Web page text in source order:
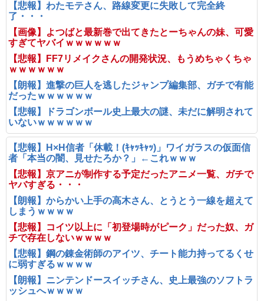
【悲報】わたモテさん、路線変更に失敗して完全終
了・・・
【画像】よつばと最新巻で出てきたとーちゃんの妹、可愛
すぎてヤバイｗｗｗｗｗｗ
【悲報】FF7リメイクさんの開発状況、もうめちゃくちゃ
ｗｗｗｗｗｗ
【朗報】進撃の巨人を逃したジャンプ編集部、ガチで有能
だったｗｗｗｗｗｗ
【悲報】ドラゴンボール史上最大の謎、未だに解明されて
いないｗｗｗｗｗｗ
【悲報】H×H信者「休載！(ｷｬｯｷｬｯ)」ワイガラスの仮面信
者「本当の闇、見せたろか？」←これｗｗｗ
【悲報】京アニが制作する予定だったアニメ一覧、ガチで
ヤバすぎる・・・
【朗報】からかい上手の高木さん、とうとう一線を超えて
しまうｗｗｗｗ
【悲報】コイツ以上に「初登場時がピーク」だった奴、ガ
チで存在しないｗｗｗｗ
【悲報】鋼の錬金術師のアイツ、チート能力持ってるくせ
に弱すぎるｗｗｗｗ
【朗報】ニンテンドースイッチさん、史上最強のソフトラ
ッシュへｗｗｗｗ